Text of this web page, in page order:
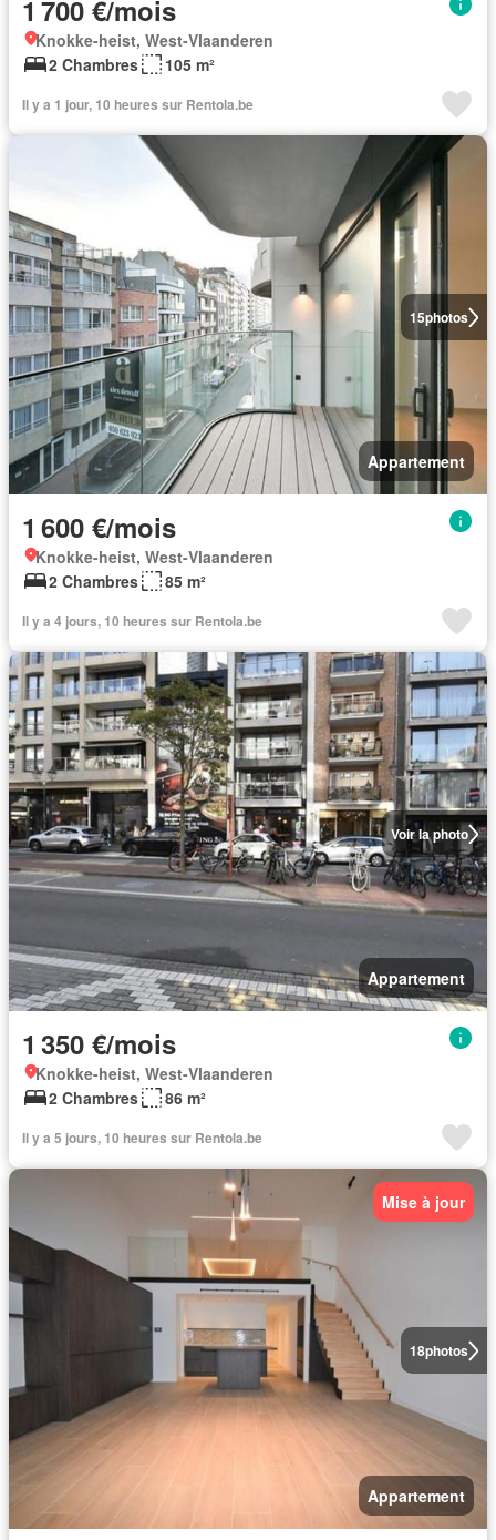
1 700 €/mois
Knokke-heist, West-Vlaanderen
2 Chambres
105 m²
Il y a 1 jour, 10 heures sur Rentola.be
15photos
Appartement
1 600 €/mois
Knokke-heist, West-Vlaanderen
2 Chambres
85 m²
Il y a 4 jours, 10 heures sur Rentola.be
Voir la photo
Appartement
1 350 €/mois
Knokke-heist, West-Vlaanderen
2 Chambres
86 m²
Il y a 5 jours, 10 heures sur Rentola.be
18photos
Mise à jour
Appartement